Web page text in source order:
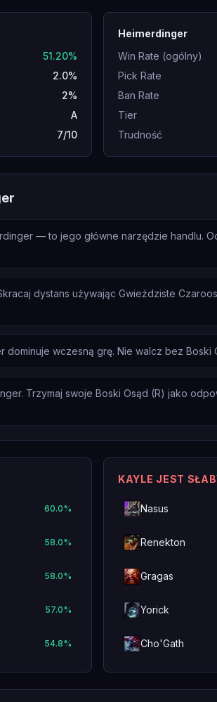
51.20%
2.0%
2%
A
7/10
Heimerdinger
Win Rate (ogólny)
Pick Rate
Ban Rate
Tier
Trudność
— to jego główne narzędzie handlu.
dystans używając Gwieździste
wczesną grę. Nie walcz bez Boski
Trzymaj swoje Boski Osąd (R) jako
60.0%
58.0%
58.0%
57.0%
54.8%
KAYLE JEST
Nasus
Renekton
Gragas
Yorick
Cho'Gath